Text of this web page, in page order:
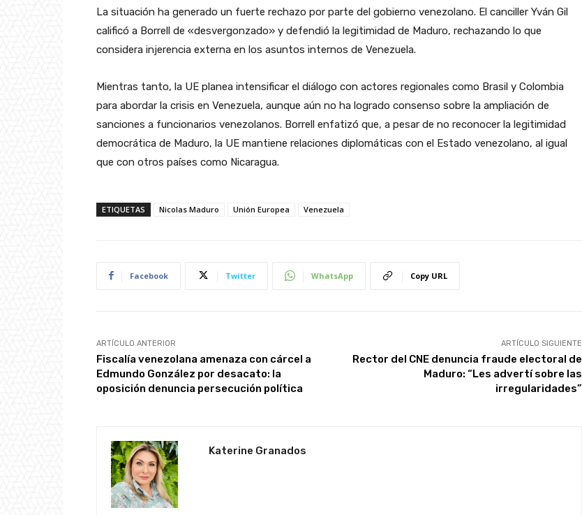
La situación ha generado un fuerte rechazo por parte del gobierno venezolano. El canciller Yván Gil
calificó a Borrell de «desvergonzado» y defendió la legitimidad de Maduro, rechazando lo que
considera injerencia externa en los asuntos internos de Venezuela.
Mientras tanto, la UE planea intensificar el diálogo con actores regionales como Brasil y Colombia
para abordar la crisis en Venezuela, aunque aún no ha logrado consenso sobre la ampliación de
sanciones a funcionarios venezolanos. Borrell enfatizó que, a pesar de no reconocer la legitimidad
democrática de Maduro, la UE mantiene relaciones diplomáticas con el Estado venezolano, al igual
que con otros países como Nicaragua.
ETIQUETAS Nicolas Maduro Unión Europea Venezuela
Facebook Twitter WhatsApp Copy URL
ARTÍCULO ANTERIOR
Fiscalía venezolana amenaza con cárcel a
Edmundo González por desacato: la
oposición denuncia persecución política
ARTÍCULO SIGUIENTE
Rector del CNE denuncia fraude electoral de
Maduro: “Les advertí sobre las
irregularidades”
Katerine Granados